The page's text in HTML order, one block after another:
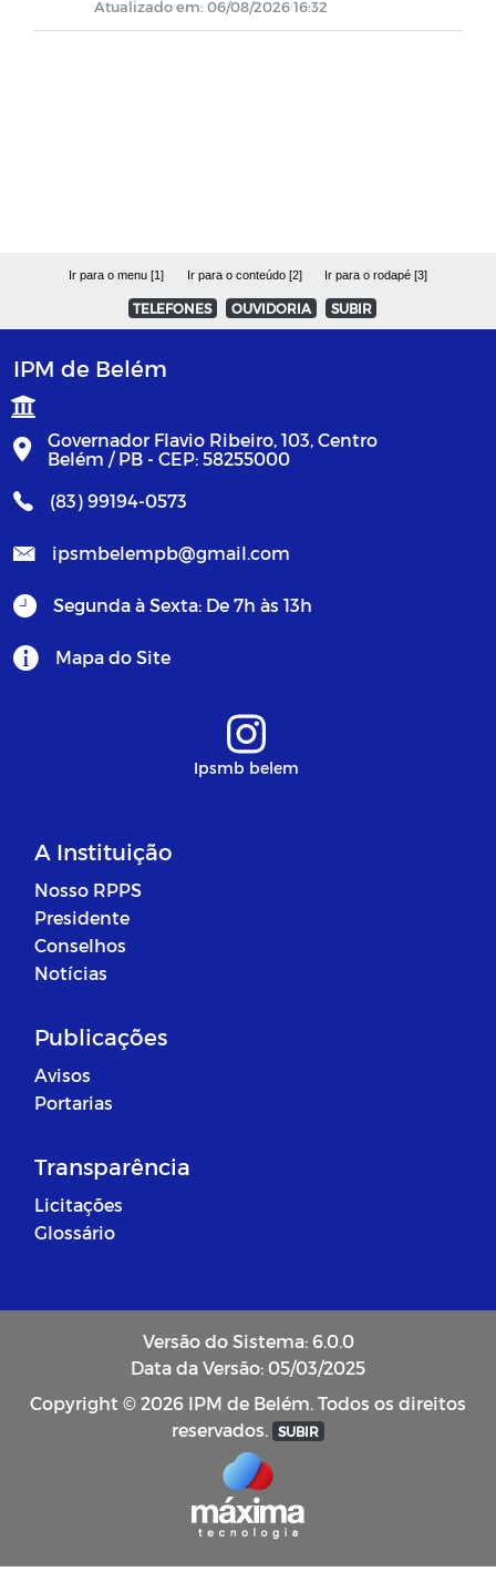
DIPR
Atualizado em: 06/08/2026 16:32
Ir para o menu [1] Ir para o conteúdo [2] Ir para o rodapé [3]
TELEFONES OUVIDORIA SUBIR
IPM de Belém
Governador Flavio Ribeiro, 103, Centro
Belém / PB - CEP: 58255000
(83) 99194-0573
ipsmbelempb@gmail.com
Segunda à Sexta: De 7h às 13h
Mapa do Site
Ipsmb belem
A Instituição
Nosso RPPS
Presidente
Conselhos
Notícias
Publicações
Avisos
Portarias
Transparência
Licitações
Glossário
Versão do Sistema: 6.0.0
Data da Versão: 05/03/2025
Copyright © 2026 IPM de Belém. Todos os direitos
reservados. SUBIR